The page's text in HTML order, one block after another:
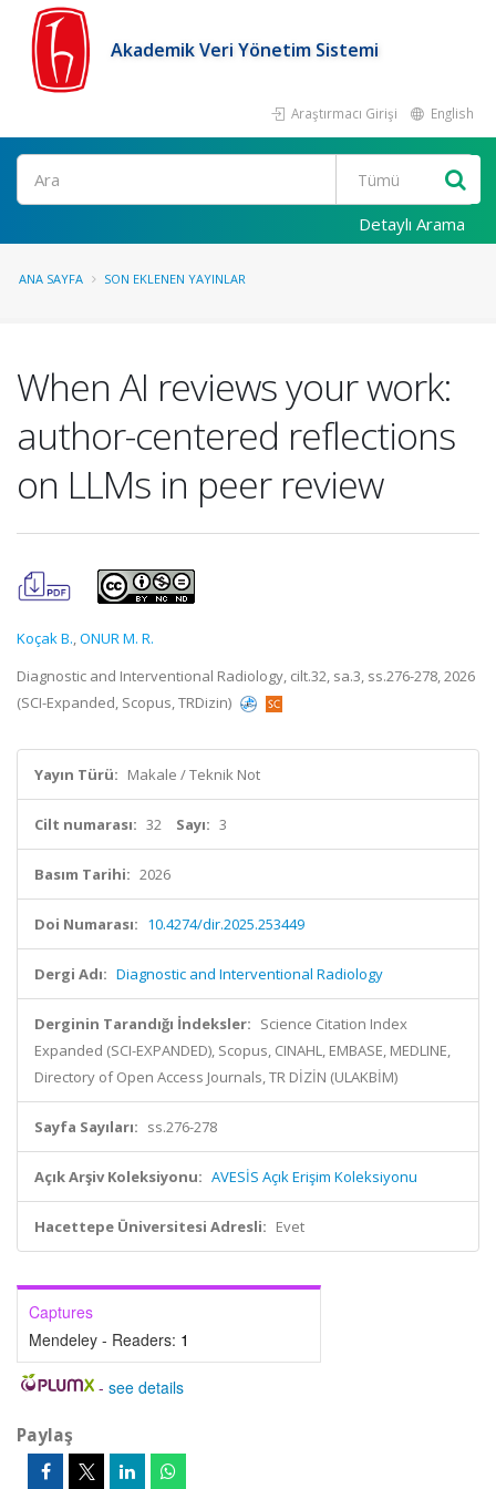
Akademik Veri Yönetim Sistemi
Araştırmacı Girişi English
Ara
Detaylı Arama
ANA SAYFA SON EKLENEN YAYINLAR
When AI reviews your work:
author-centered reflections
on LLMs in peer review
Koçak B.,ONUR M. R.
Diagnostic and Interventional Radiology, cilt.32, sa.3, ss.276-278, 2026
(SCI-Expanded, Scopus, TRDizin)
Yayın Türü: Makale / Teknik Not
Cilt numarası: 32 Sayı: 3
Basım Tarihi: 2026
Doi Numarası: 10.4274/dir.2025.253449
Dergi Adı: Diagnostic and Interventional Radiology
Derginin Tarandığı İndeksler: Science Citation Index
Expanded (SCI-EXPANDED), Scopus, CINAHL, EMBASE, MEDLINE,
Directory of Open Access Journals, TR DİZİN (ULAKBİM)
Sayfa Sayıları: ss.276-278
Açık Arşiv Koleksiyonu: AVESİS Açık Erişim Koleksiyonu
Hacettepe Üniversitesi Adresli: Evet
Captures
Mendeley - Readers: 1
- see details
Paylaş